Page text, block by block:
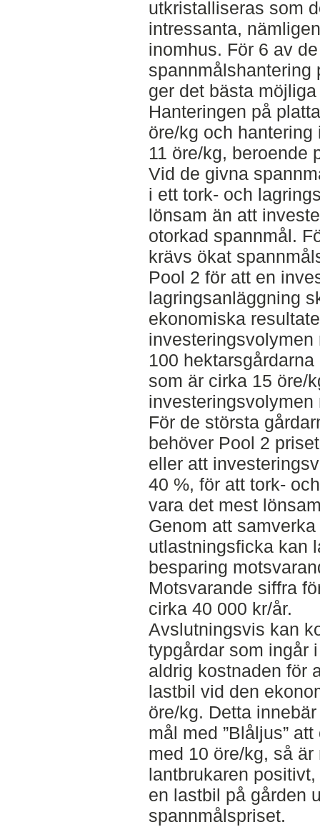
utkristalliseras som
intressanta,
inomhus. För 6 av
spannmålshantering
ger det bästa
Hanteringen på
öre/kg och
11 öre/kg, beroende
Vid de givna
i ett tork- och
lönsam än att
otorkad spannmål.
krävs ökat
Pool 2 för att en
lagringsanläggning
ekonomiska
investeringsvolymen
100
som är cirka 15 öre/
För de största
behöver Pool 2
eller att
40 %, för att tork-
vara det mest
Genom att
utlastningsficka kan
besparing
Motsvarande siffra
cirka 40 000 kr/år.
Avslutningsvis kan
typgårdar som ingår
aldrig kostnaden för
lastbil vid den
öre/kg. Detta
mål med ”Blåljus”
med 10 öre/kg, så
lantbrukaren
en lastbil på gården
spannmålspriset.